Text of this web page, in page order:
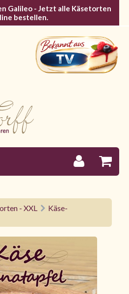
Galileo - Jetzt alle Käsetorten
bestellen.
- XXL
Käse-